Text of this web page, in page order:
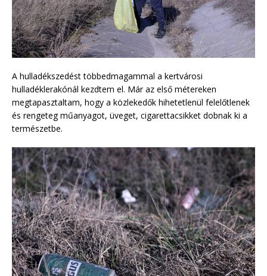
A hulladékszedést többedmagammal a kertvárosi
hulladéklerakónál kezdtem el. Már az első métereken
megtapasztaltam, hogy a közlekedők hihetetlenül felelőtlenek
és rengeteg műanyagot, üveget, cigarettacsikket dobnak ki a
természetbe.